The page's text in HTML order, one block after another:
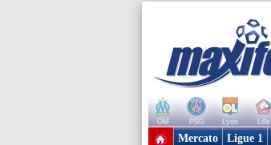
OM PSG Lyon Lille
+ de clubs
Mercato Ligue 1